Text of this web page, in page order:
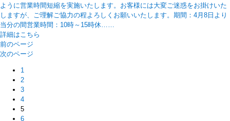
ように営業時間短縮を実施いたします。お客様には大変ご迷惑をお掛けいた
しますが、ご理解ご協力の程よろしくお願いいたします。期間：4月8日より
当分の間営業時間：10時～15時休……
詳細はこちら
前のページ
次のページ
1
2
3
4
5
6